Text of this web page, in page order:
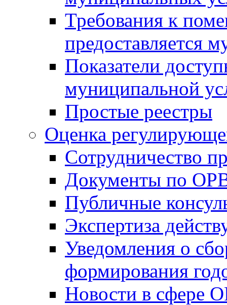
Требования к
предоставляется
Показатели
муниципальной
Простые реестры
Оценка
Сотрудничество
Документы по
Публичные
Экспертиза
Уведомления о
формирования
Новости в сфере